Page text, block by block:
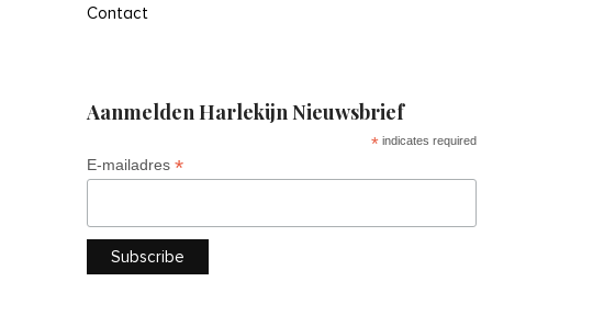
Contact
Aanmelden Harlekijn Nieuwsbrief
* indicates required
E-mailadres *